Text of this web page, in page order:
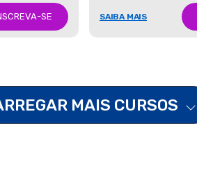
SE SAIBA MAIS
MAIS CURSOS